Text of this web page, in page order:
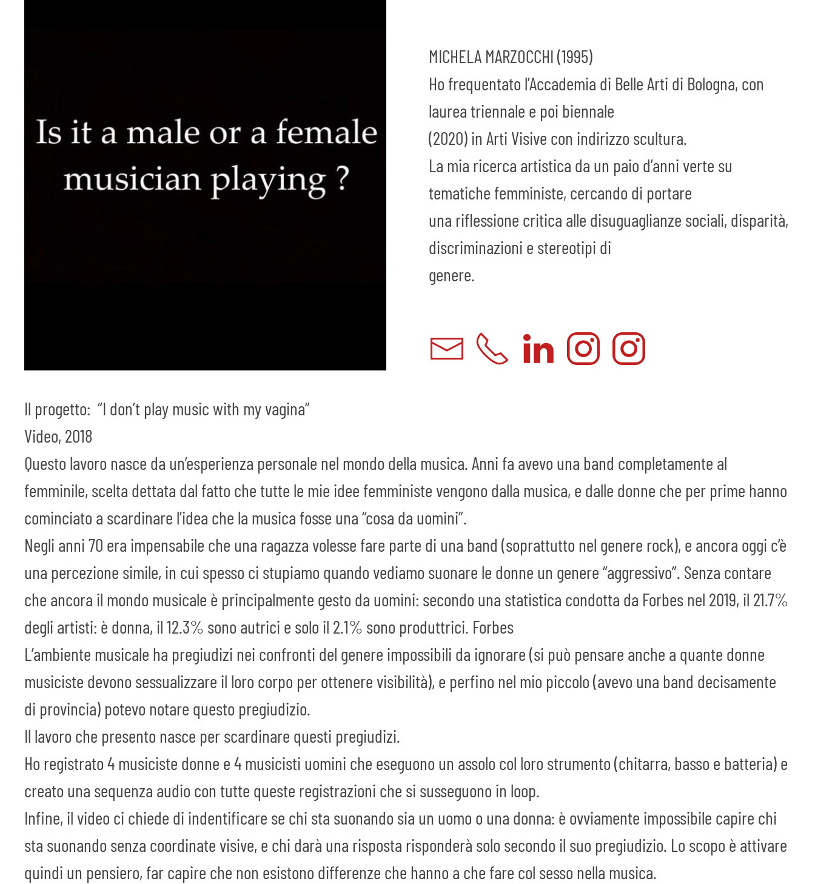
MICHELA MARZOCCHI (1995)
Ho frequentato l’Accademia di Belle Arti di Bologna, con
laurea triennale e poi biennale
(2020) in Arti Visive con indirizzo scultura.
La mia ricerca artistica da un paio d’anni verte su
tematiche femministe, cercando di portare
una riflessione critica alle disuguaglianze sociali, disparità,
discriminazioni e stereotipi di
genere.
Il progetto: “I don’t play music with my vagina”
Video, 2018
Questo lavoro nasce da un’esperienza personale nel mondo della musica. Anni fa avevo una band completamente al
femminile, scelta dettata dal fatto che tutte le mie idee femministe vengono dalla musica, e dalle donne che per prime hanno
cominciato a scardinare l’idea che la musica fosse una “cosa da uomini”.
Negli anni 70 era impensabile che una ragazza volesse fare parte di una band (soprattutto nel genere rock), e ancora oggi c’è
una percezione simile, in cui spesso ci stupiamo quando vediamo suonare le donne un genere “aggressivo”. Senza contare
che ancora il mondo musicale è principalmente gesto da uomini: secondo una statistica condotta da Forbes nel 2019, il 21.7%
degli artisti: è donna, il 12.3% sono autrici e solo il 2.1% sono produttrici. Forbes
L’ambiente musicale ha pregiudizi nei confronti del genere impossibili da ignorare (si può pensare anche a quante donne
musiciste devono sessualizzare il loro corpo per ottenere visibilità), e perfino nel mio piccolo (avevo una band decisamente
di provincia) potevo notare questo pregiudizio.
Il lavoro che presento nasce per scardinare questi pregiudizi.
Ho registrato 4 musiciste donne e 4 musicisti uomini che eseguono un assolo col loro strumento (chitarra, basso e batteria) e
creato una sequenza audio con tutte queste registrazioni che si susseguono in loop.
Infine, il video ci chiede di indentificare se chi sta suonando sia un uomo o una donna: è ovviamente impossibile capire chi
sta suonando senza coordinate visive, e chi darà una risposta risponderà solo secondo il suo pregiudizio. Lo scopo è attivare
quindi un pensiero, far capire che non esistono differenze che hanno a che fare col sesso nella musica.